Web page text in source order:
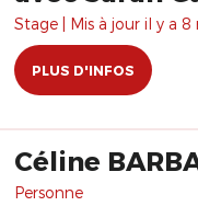
Stage | Mis à jour il y a 8
PLUS D'INFOS
Céline
Personne